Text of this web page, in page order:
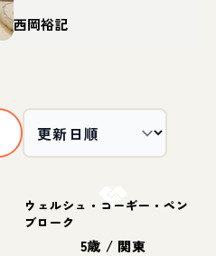
んな犬？性格・特徴・
育て方・迎え方
西岡裕記
ウェルシュ・コーギー・ペン
ブローク
5歳 / 関東